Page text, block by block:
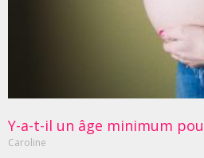
Y-a-t-il un âge minimum
Caroline